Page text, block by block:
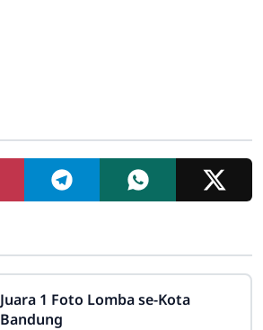
Juara 1 Foto Lomba se-Kota
Bandung